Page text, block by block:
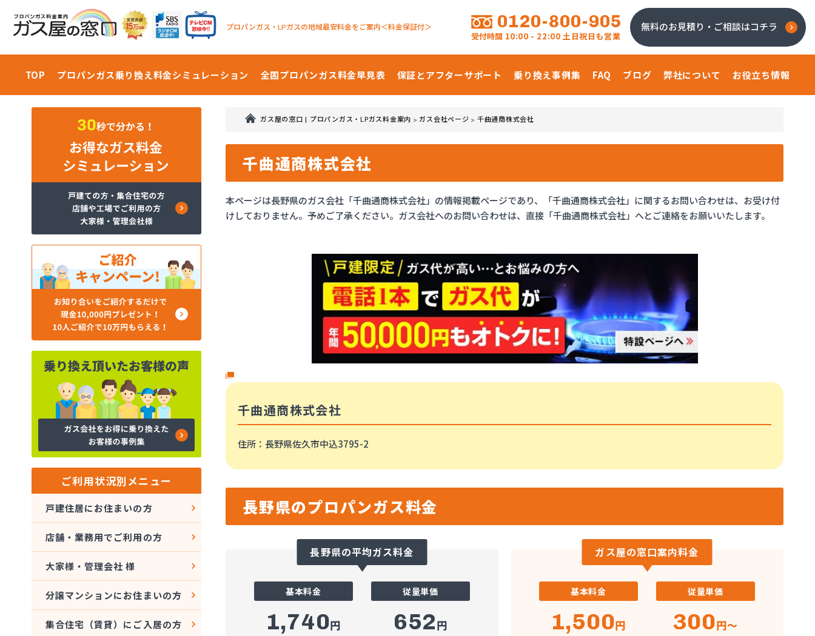
プロパンガス・LPガスの地域最安料金をご案内＜料金保証付＞ 0120-800-905
受付時間 10:00 - 22:00 土日祝日も営業
無料のお見積り・ご相談はコチラ
TOP プロパンガス乗り換え料金シミュレーション 全国プロパンガス料金早見表 保証とアフターサポート 乗り換え事例集 FAQ ブログ 弊社について お役立ち情報
ガス屋の窓口 | プロパンガス・LPガス料金案内 >ガス会社ページ > 千曲通商株式会社
千曲通商株式会社
本ページは長野県のガス会社「千曲通商株式会社」の情報掲載ページであり、「千曲通商株式会社」に関するお問い合わせは、お受け付
けしておりません。予めご了承ください。ガス会社へのお問い合わせは、直接「千曲通商株式会社」へとご連絡をお願いいたします。
千曲通商株式会社
住所 ：長野県佐久市中込3795-2
長野県のプロパンガス料金
長野県の平均ガス料金
基本料金
1,740円
従量単価
652円
ガス屋の窓口案内料金
基本料金
1,500円
従量単価
300円～
ご利用状況別メニュー
戸建住居にお住まいの方
店舗・業務用でご利用の方
大家様・管理会社 様
分譲マンションにお住まいの方
集合住宅（賃貸）にご入居の方